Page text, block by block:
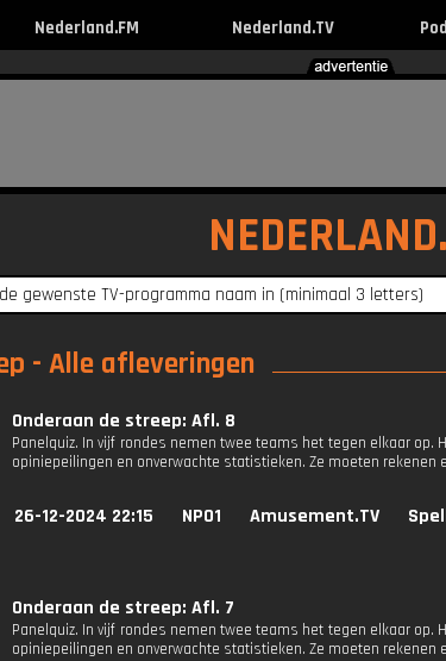
Nederland.FM Nederland.TV
- Alle afleveringen
Onderaan de streep: Afl. 8
Panelquiz. In vijf rondes nemen twee teams het tegen elkaar op.
opiniepeilingen en onverwachte statistieken. Ze moeten
26-12-2024 22:15 NPO1 Amusement.TV
Onderaan de streep: Afl. 7
Panelquiz. In vijf rondes nemen twee teams het tegen elkaar op.
opiniepeilingen en onverwachte statistieken. Ze moeten